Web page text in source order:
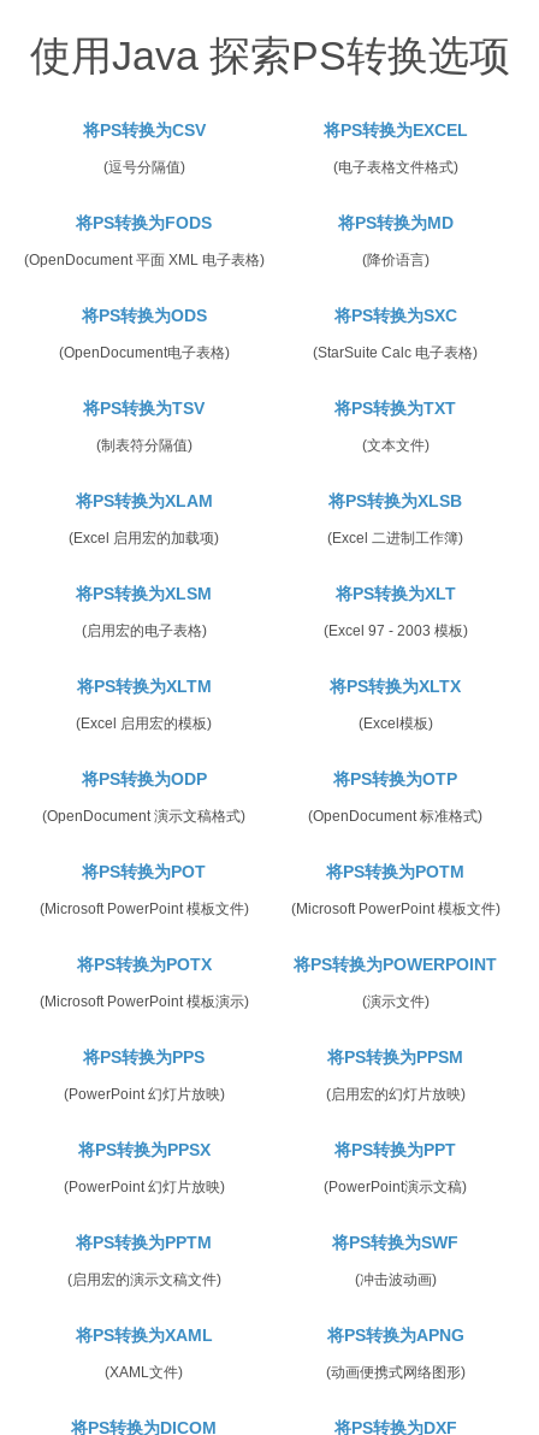
使用Java 探索PS转换选项
将PS转换为CSV
(逗号分隔值)
将PS转换为EXCEL
(电子表格文件格式)
将PS转换为FODS
(OpenDocument 平面 XML 电子表格)
将PS转换为MD
(降价语言)
将PS转换为ODS
(OpenDocument电子表格)
将PS转换为SXC
(StarSuite Calc 电子表格)
将PS转换为TSV
(制表符分隔值)
将PS转换为TXT
(文本文件)
将PS转换为XLAM
(Excel 启用宏的加载项)
将PS转换为XLSB
(Excel 二进制工作簿)
将PS转换为XLSM
(启用宏的电子表格)
将PS转换为XLT
(Excel 97 - 2003 模板)
将PS转换为XLTM
(Excel 启用宏的模板)
将PS转换为XLTX
(Excel模板)
将PS转换为ODP
(OpenDocument 演示文稿格式)
将PS转换为OTP
(OpenDocument 标准格式)
将PS转换为POT
(Microsoft PowerPoint 模板文件)
将PS转换为POTM
(Microsoft PowerPoint 模板文件)
将PS转换为POTX
(Microsoft PowerPoint 模板演示)
将PS转换为POWERPOINT
(演示文件)
将PS转换为PPS
(PowerPoint 幻灯片放映)
将PS转换为PPSM
(启用宏的幻灯片放映)
将PS转换为PPSX
(PowerPoint 幻灯片放映)
将PS转换为PPT
(PowerPoint演示文稿)
将PS转换为PPTM
(启用宏的演示文稿文件)
将PS转换为SWF
(冲击波动画)
将PS转换为XAML
(XAML文件)
将PS转换为APNG
(动画便携式网络图形)
将PS转换为DICOM 将PS转换为DXF